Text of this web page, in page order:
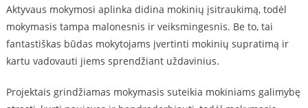
Aktyvaus mokymosi aplinka didina mokinių įsitraukimą, todėl
mokymasis tampa malonesnis ir veiksmingesnis. Be to, tai
fantastiškas būdas mokytojams įvertinti mokinių supratimą ir
kartu vadovauti jiems sprendžiant uždavinius.
Projektais grindžiamas mokymasis suteikia mokiniams galimybę